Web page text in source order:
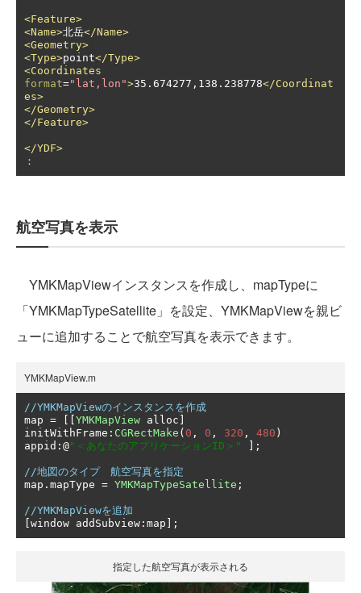
<Feature>
<Name>北岳</Name>
<Geometry>
<Type>point</Type>
<Coordinates
format="lat,lon">35.674277,138.238778</Coordinat
es>
</Geometry>
</Feature>
</YDF>
：
航空写真を表示
YMKMapViewインスタンスを作成し、mapTypeに
「YMKMapTypeSatellite」を設定、YMKMapViewを親ビ
ューに追加することで航空写真を表示できます。
YMKMapView.m
//YMKMapViewのインスタンスを作成
map = YMKMapView alloc
initWithFrame : CGRectMake ( 0 , 0 , 320 , 480 )
appid :@"＜あなたのアプリケーションID＞" ];
//地図のタイプ　航空写真を指定
map . mapType = YMKMapTypeSatellite ;
//YMKMapViewを追加
window addSubview : map ];
指定した航空写真が表示される